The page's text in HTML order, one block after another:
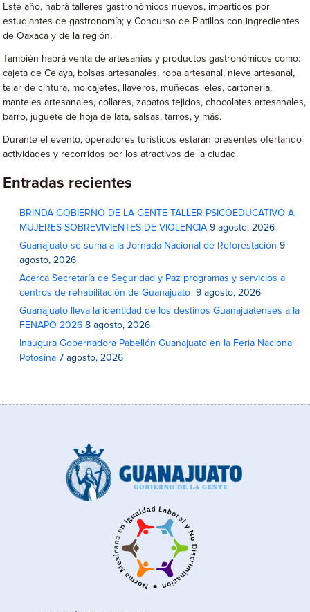
Este año, habrá talleres gastronómicos nuevos, impartidos por
estudiantes de gastronomía; y Concurso de Platillos con ingredientes
de Oaxaca y de la región.
También habrá venta de artesanías y productos gastronómicos como:
cajeta de Celaya, bolsas artesanales, ropa artesanal, nieve artesanal,
telar de cintura, molcajetes, llaveros, muñecas leles, cartonería,
manteles artesanales, collares, zapatos tejidos, chocolates artesanales,
barro, juguete de hoja de lata, salsas, tarros, y más.
Durante el evento, operadores turísticos estarán presentes ofertando
actividades y recorridos por los atractivos de la ciudad.
Entradas recientes
BRINDA GOBIERNO DE LA GENTE TALLER PSICOEDUCATIVO A
MUJERES SOBREVIVIENTES DE VIOLENCIA 9 agosto, 2026
Guanajuato se suma a la Jornada Nacional de Reforestación 9
agosto, 2026
Acerca Secretaría de Seguridad y Paz programas y servicios a
centros de rehabilitación de Guanajuato
9 agosto, 2026
Guanajuato lleva la identidad de los destinos Guanajuatenses a la
FENAPO 2026 8 agosto, 2026
Inaugura Gobernadora Pabellón Guanajuato en la Feria Nacional
Potosina 7 agosto, 2026